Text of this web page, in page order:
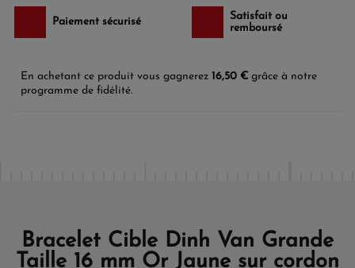
Paiement sécurisé
Satisfait ou
remboursé
En achetant ce produit vous gagnerez 16,50 € grâce à notre
programme de fidélité.
Bracelet Cible Dinh Van Grande
Taille 16 mm Or Jaune sur cordon